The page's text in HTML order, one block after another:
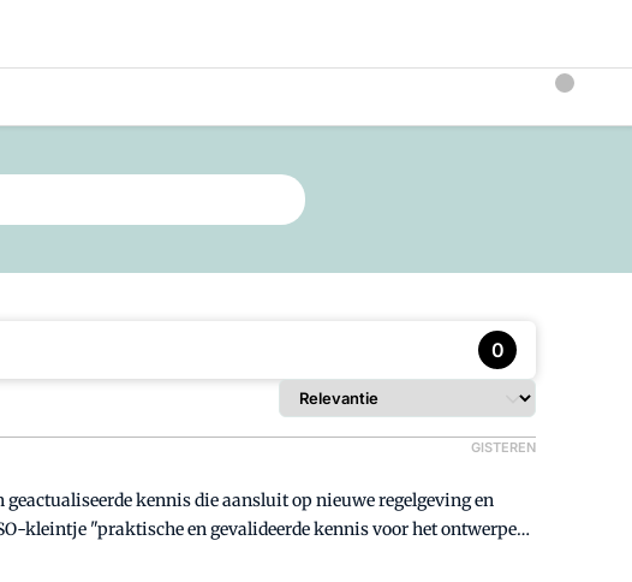
0
GISTEREN
kennis die aansluit op nieuwe regelgeving en
kleintje "praktische en gevalideerde kennis voor het ontwerpen,